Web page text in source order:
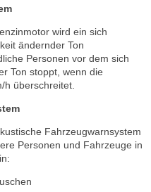
wird ein sich
ändernder Ton
Personen vor dem sich
Ton stoppt, wenn die
h überschreitet.
Fahrzeugwarnsystem
Personen und Fahrzeuge in